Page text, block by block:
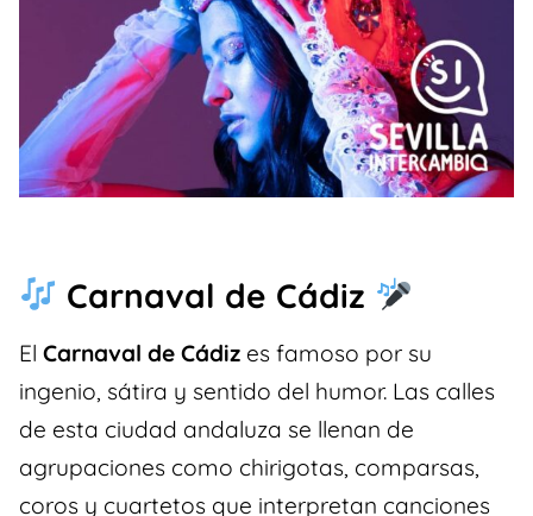
Carnaval de Cádiz
El Carnaval de Cádiz es famoso por su
ingenio, sátira y sentido del humor. Las calles
de esta ciudad andaluza se llenan de
agrupaciones como chirigotas, comparsas,
coros y cuartetos que interpretan canciones